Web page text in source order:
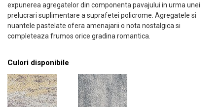
expunerea agregatelor din componenta pavajului in urma unei
prelucrari suplimentare a suprafetei policrome. Agregatele si
nuantele pastelate ofera amenajarii o nota nostalgica si
completeaza frumos orice gradina romantica.
Culori disponibile